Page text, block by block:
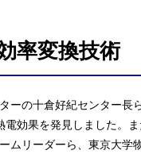
率変換技術
ーの十倉好紀センター長
効果を発見しました。
ムリーダーら、東京大学